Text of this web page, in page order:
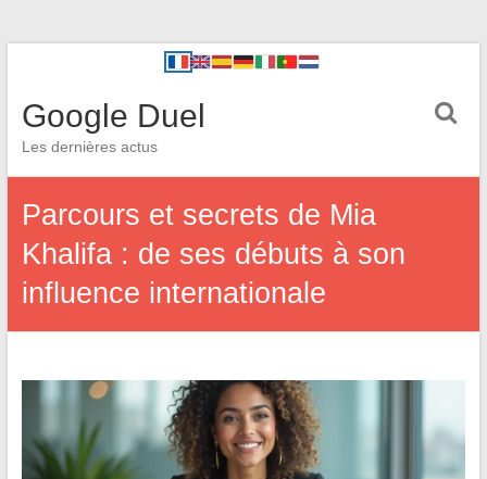
Google Duel
Les dernières actus
Parcours et secrets de Mia
Khalifa : de ses débuts à son
influence internationale